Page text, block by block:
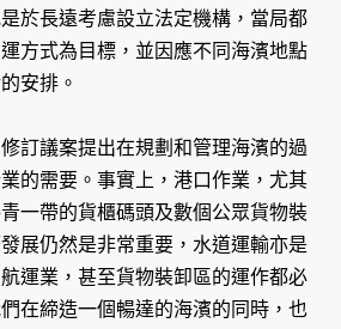
於長遠考慮設立法定機構，當局都
方式為目標，並因應不同海濱地點
安排。
訂議案提出在規劃和管理海濱的過
的需要。事實上，港口作業，尤其
一帶的貨櫃碼頭及數個公眾貨物裝
展仍然是非常重要，水道運輸亦是
運業，甚至貨物裝卸區的運作都必
在締造一個暢達的海濱的同時，也